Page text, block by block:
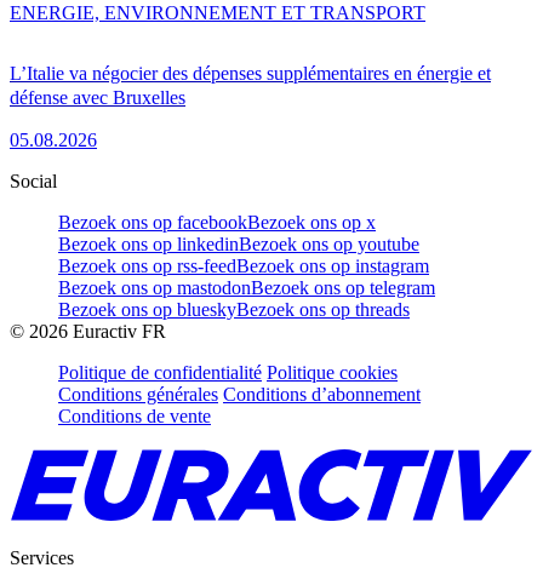
L’Italie va négocier des dépenses supplémentaires en énergie et
défense avec Bruxelles
05.08.2026
ENERGIE, ENVIRONNEMENT ET TRANSPORT
Social
Bezoek ons op facebookBezoek ons op x
Bezoek ons op linkedinBezoek ons op youtube
Bezoek ons op rss-feedBezoek ons op instagram
Bezoek ons op mastodonBezoek ons op telegram
Bezoek ons op blueskyBezoek ons op threads
© 2026 Euractiv FR
Politique de confidentialité Politique cookies
Conditions générales Conditions d’abonnement
Conditions de vente
Services